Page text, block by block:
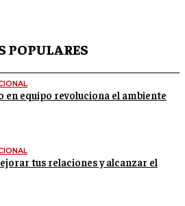
POPULARES
en equipo revoluciona el ambiente
tus relaciones y alcanzar el